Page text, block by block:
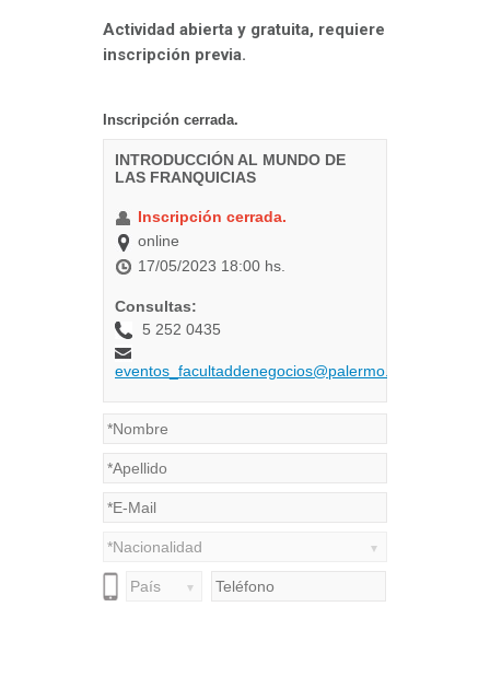
Actividad abierta y gratuita, requiere
inscripción previa.